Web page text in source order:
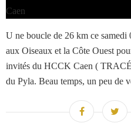
U ne boucle de 26 km ce
aux Oiseaux et la Côte Ouest
invités du HCCK Caen (
du Pyla. Beau temps, un peu de